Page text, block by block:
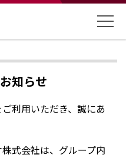
知らせ
利用いただき、誠にあ
式会社は、グループ内